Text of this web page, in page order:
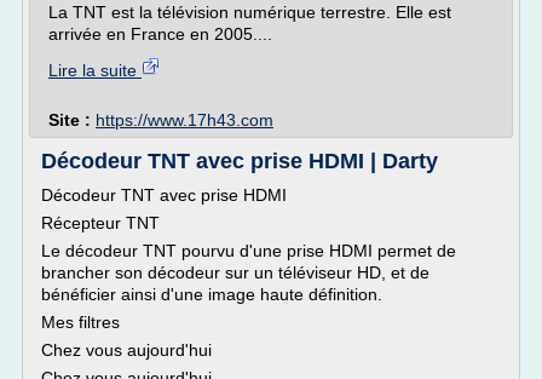
La TNT est la télévision numérique terrestre. Elle est
arrivée en France en 2005....
Lire la suite
Site : https://www.17h43.com
Décodeur TNT avec prise HDMI | Darty
Décodeur TNT avec prise HDMI
Récepteur TNT
Le décodeur TNT pourvu d'une prise HDMI permet de
brancher son décodeur sur un téléviseur HD, et de
bénéficier ainsi d'une image haute définition.
Mes filtres
Chez vous aujourd'hui